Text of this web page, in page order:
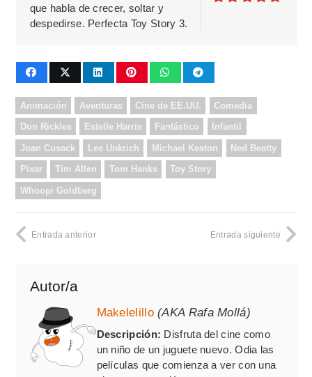
que habla de crecer, soltar y
despedirse. Perfecta Toy Story 3.
Animación Aventuras Cine de EE.UU. Comedia
Don Rickles Estelle Harris Fantástico Infantil
Joan Cusack Lee Unkrich Michael Keaton Ned Beatty
Pixar Tim Allen Tom Hanks Toy Story
Whoopi Goldberg
Entrada anterior Entrada siguiente
Autor/a
Makelelillo (AKA Rafa Mollá)
Descripción: Disfruta del cine como
un niño de un juguete nuevo. Odia las
películas que comienza a ver con una